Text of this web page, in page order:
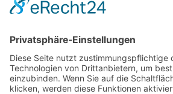
Hechler & Twachtmann Immobilien GmbH
Geschäftsführer: Tobias Gazzo
Blockener Str. 4
28816 Stuhr